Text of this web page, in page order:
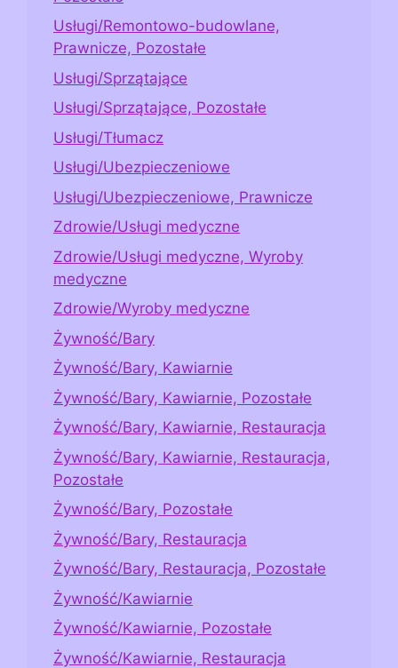
Usługi/Remontowo-budowlane,
Prawnicze, Pozostałe
Usługi/Sprzątające
Usługi/Sprzątające, Pozostałe
Usługi/Tłumacz
Usługi/Ubezpieczeniowe
Usługi/Ubezpieczeniowe, Prawnicze
Zdrowie/Usługi medyczne
Zdrowie/Usługi medyczne, Wyroby
medyczne
Zdrowie/Wyroby medyczne
Żywność/Bary
Żywność/Bary, Kawiarnie
Żywność/Bary, Kawiarnie, Pozostałe
Żywność/Bary, Kawiarnie, Restauracja
Żywność/Bary, Kawiarnie, Restauracja,
Pozostałe
Żywność/Bary, Pozostałe
Żywność/Bary, Restauracja
Żywność/Bary, Restauracja, Pozostałe
Żywność/Kawiarnie
Żywność/Kawiarnie, Pozostałe
Żywność/Kawiarnie, Restauracja